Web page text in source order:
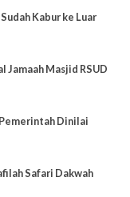
Kabur ke Luar
Jamaah Masjid RSUD
Dinilai
Safari Dakwah